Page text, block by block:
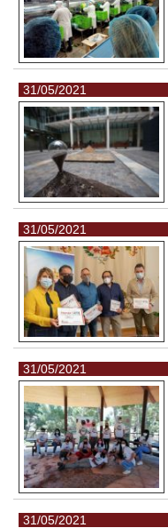
31/05/2021
31/05/2021
31/05/2021
31/05/2021